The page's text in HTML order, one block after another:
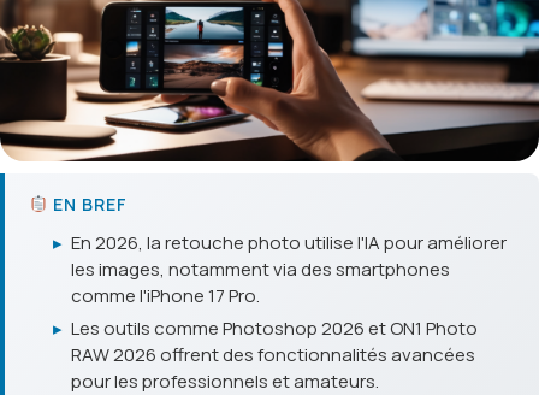
EN BREF
▸ En 2026, la retouche photo utilise l'IA pour améliorer
les images, notamment via des smartphones
comme l'iPhone 17 Pro.
▸ Les outils comme Photoshop 2026 et ON1 Photo
RAW 2026 offrent des fonctionnalités avancées
pour les professionnels et amateurs.